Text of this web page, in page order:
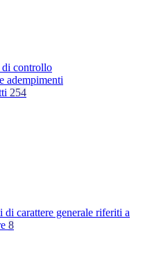
controllo
adempimenti
254
di carattere generale riferiti a
8